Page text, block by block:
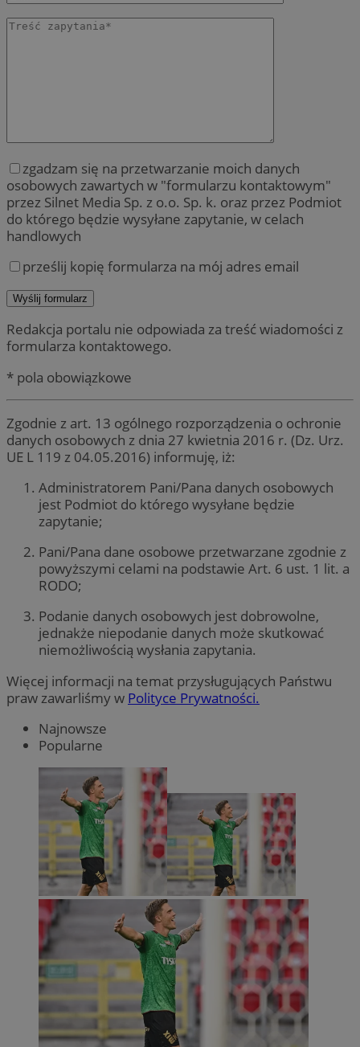
zgadzam się na przetwarzanie moich danych
osobowych zawartych w "formularzu kontaktowym"
przez Silnet Media Sp. z o.o. Sp. k. oraz przez Podmiot
do którego będzie wysyłane zapytanie, w celach
handlowych
prześlij kopię formularza na mój adres email
Redakcja portalu nie odpowiada za treść wiadomości z
formularza kontaktowego.
* pola obowiązkowe
Zgodnie z art. 13 ogólnego rozporządzenia o ochronie
danych osobowych z dnia 27 kwietnia 2016 r. (Dz. Urz.
UE L 119 z 04.05.2016) informuję, iż:
Administratorem Pani/Pana danych osobowych
jest Podmiot do którego wysyłane będzie
zapytanie;
Pani/Pana dane osobowe przetwarzane zgodnie z
powyższymi celami na podstawie Art. 6 ust. 1 lit. a
RODO;
Podanie danych osobowych jest dobrowolne,
jednakże niepodanie danych może skutkować
niemożliwością wysłania zapytania.
Więcej informacji na temat przysługujących Państwu
praw zawarliśmy w Polityce Prywatności.
Najnowsze
Popularne